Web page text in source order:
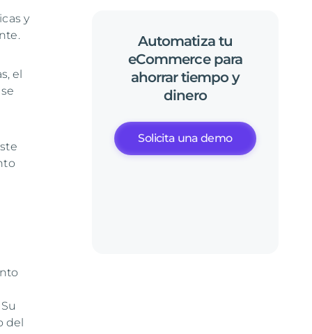
y
el
del
Automatiza tu
eCommerce para
ahorrar tiempo y
dinero
Solicita una demo